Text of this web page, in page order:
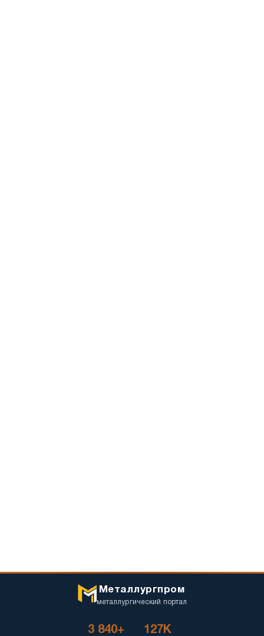
Металлургпром
металлургический портал
3 840+ 127K